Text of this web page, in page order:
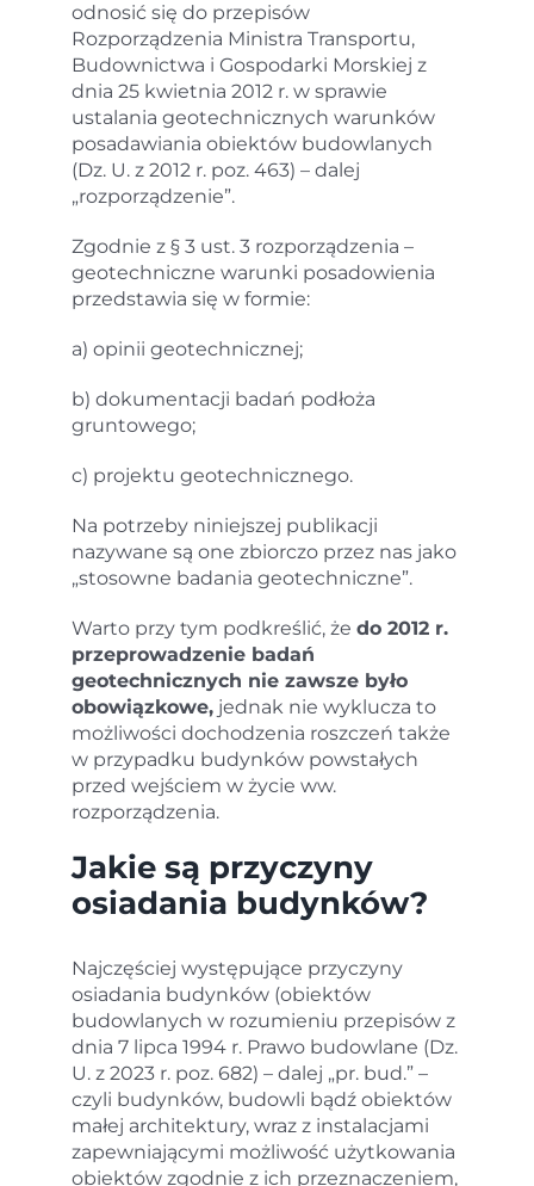
odnosić się do przepisów
Rozporządzenia Ministra Transportu,
Budownictwa i Gospodarki Morskiej z
dnia 25 kwietnia 2012 r. w sprawie
ustalania geotechnicznych warunków
posadawiania obiektów budowlanych
(Dz. U. z 2012 r. poz. 463) – dalej
„rozporządzenie”.
Zgodnie z § 3 ust. 3 rozporządzenia –
geotechniczne warunki posadowienia
przedstawia się w formie:
a) opinii geotechnicznej;
b) dokumentacji badań podłoża
gruntowego;
c) projektu geotechnicznego.
Na potrzeby niniejszej publikacji
nazywane są one zbiorczo przez nas jako
„stosowne badania geotechniczne”.
Warto przy tym podkreślić, że do 2012 r.
przeprowadzenie badań
geotechnicznych nie zawsze było
obowiązkowe,jednak nie wyklucza to
możliwości dochodzenia roszczeń także
w przypadku budynków powstałych
przed wejściem w życie ww.
rozporządzenia.
Jakie są przyczyny
osiadania budynków?
Najczęściej występujące przyczyny
osiadania budynków (obiektów
budowlanych w rozumieniu przepisów z
dnia 7 lipca 1994 r. Prawo budowlane (Dz.
U. z 2023 r. poz. 682) – dalej „pr. bud.” –
czyli budynków, budowli bądź obiektów
małej architektury, wraz z instalacjami
zapewniającymi możliwość użytkowania
obiektów zgodnie z ich przeznaczeniem,